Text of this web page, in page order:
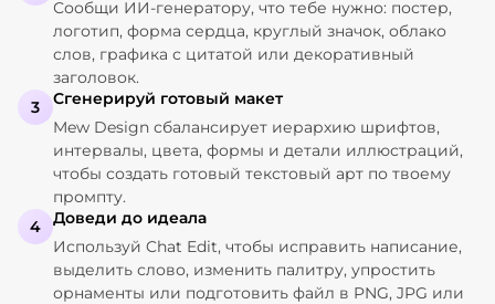
Сообщи ИИ-генератору, что тебе нужно: постер,
логотип, форма сердца, круглый значок, облако
слов, графика с цитатой или декоративный
заголовок.
3
Сгенерируй готовый макет
Mew Design сбалансирует иерархию шрифтов,
интервалы, цвета, формы и детали иллюстраций,
чтобы создать готовый текстовый арт по твоему
промпту.
4
Доведи до идеала
Используй Chat Edit, чтобы исправить написание,
выделить слово, изменить палитру, упростить
орнаменты или подготовить файл в PNG, JPG или